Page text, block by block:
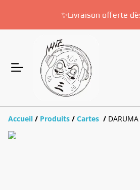
✨Livraison offerte
Accueil / Produits / Cartes /